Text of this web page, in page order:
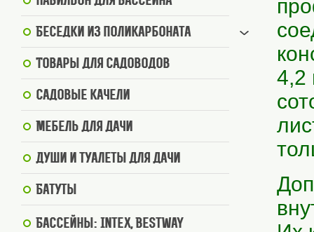
Беседки из поликарбоната
Товары для садоводов
Садовые качели
Мебель для дачи
Души и туалеты для дачи
Батуты
Бассейны: Intex, BestWay
4,2